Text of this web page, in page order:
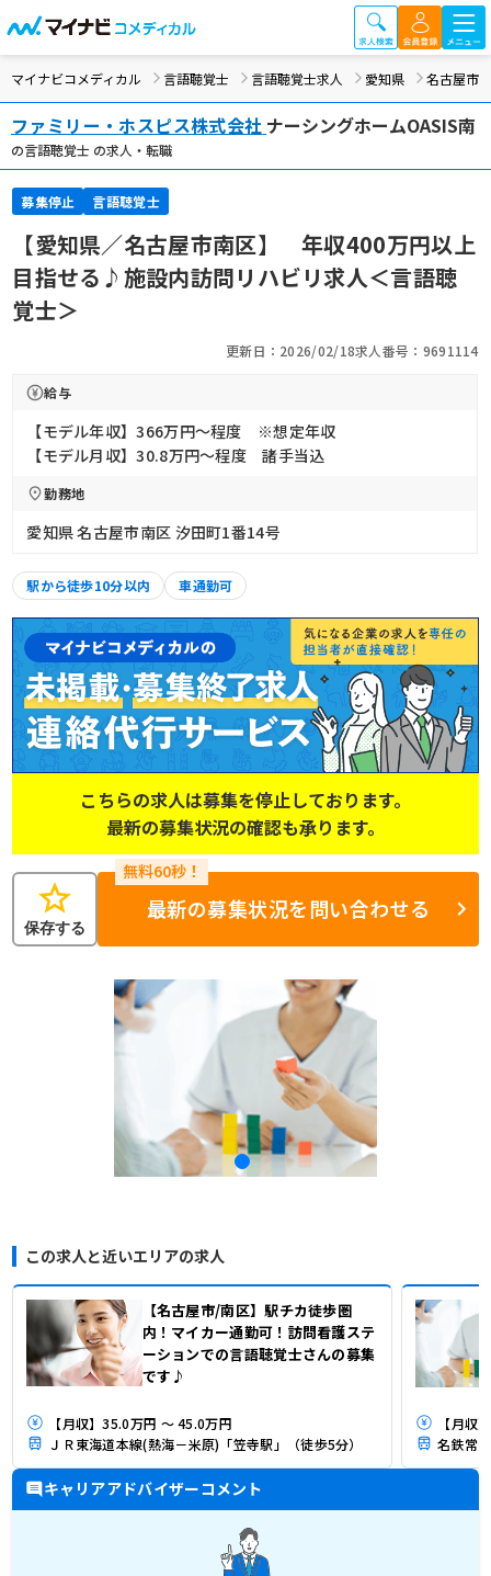
マイナビコメディカル 言語聴覚士 言語聴覚士求人 愛知県 名古屋市
ファミリー・ホスピス株式会社 ナーシングホームOASIS南
の言語聴覚士 の求人・転職
募集停止 言語聴覚士
【愛知県／名古屋市南区】 年収400万円以上
目指せる♪施設内訪問リハビリ求人＜言語聴
覚士＞
更新日：2026/02/18求人番号：9691114
給与
【モデル年収】366万円〜程度 ※想定年収
【モデル月収】30.8万円〜程度 諸手当込
勤務地
愛知県 名古屋市南区 汐田町1番14号
駅から徒歩10分以内 車通勤可
こちらの求人は募集を停止しております。
最新の募集状況の確認も承ります。
star
保存する
最新の募集状況を問い合わせる
この求人と近いエリアの求人
【名古屋市/南区】駅チカ徒歩圏
内！マイカー通勤可！訪問看護ステ
ーションでの言語聴覚士さんの募集
です♪
【月収】35.0万円 ～ 45.0万円
ＪＲ東海道本線(熱海－米原)「笠寺駅」（徒歩5分）
【月収
名鉄常
キャリアアドバイザーコメント